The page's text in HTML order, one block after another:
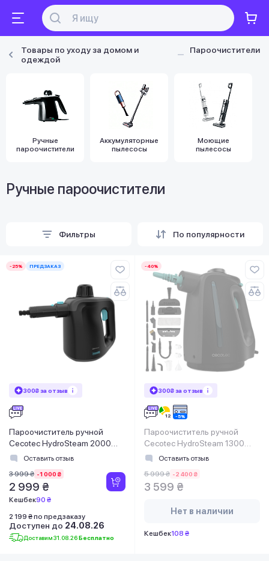
Товары по уходу за домом и
одеждой
Пароочистители
Ручные
пароочистители
Аккумуляторные
пылесосы
Моющие
пылесосы
Ручные пароочистители
Фильтры По популярности
-25% ПРЕДЗАКАЗ
300₴ за отзыв
Пароочиститель ручной
Cecotec HydroSteam 2000
BlazeОставить отзыв
3 999 ₴ -1 000 ₴
2 999 ₴
Кешбек90 ₴
2 199 ₴ по предзаказу
Доступен до 24.08.26
Доставим 31.08.26Бесплатно
-40%
300₴ за отзыв
Пароочиститель ручной
Cecotec HydroSteam 1300
Rapid Max
Оставить отзыв
5 999 ₴ -2 400 ₴
3 599 ₴
Нет в наличии
Кешбек108 ₴